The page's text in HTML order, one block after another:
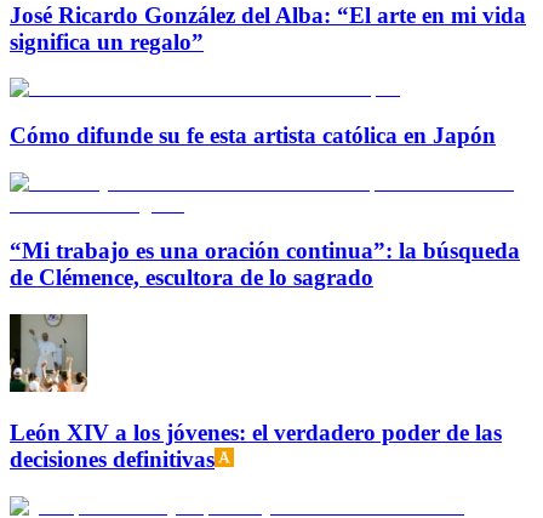
José Ricardo González del Alba: “El arte en mi vida
significa un regalo”
Cómo difunde su fe esta artista católica en Japón
“Mi trabajo es una oración continua”: la búsqueda
de Clémence, escultora de lo sagrado
León XIV a los jóvenes: el verdadero poder de las
decisiones definitivas